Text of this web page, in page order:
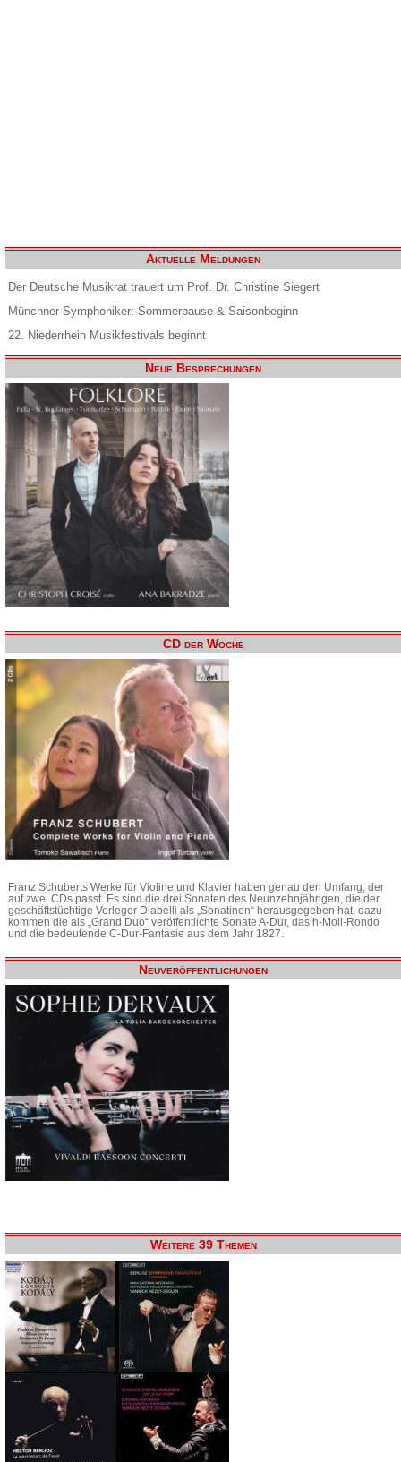
Aktuelle Meldungen
Der Deutsche Musikrat trauert um Prof. Dr. Christine Siegert
Münchner Symphoniker: Sommerpause & Saisonbeginn
22. Niederrhein Musikfestivals beginnt
Neue Besprechungen
CD der Woche
Franz Schuberts Werke für Violine und Klavier haben genau den Umfang, der
auf zwei CDs passt. Es sind die drei Sonaten des Neunzehnjährigen, die der
geschäftstüchtige Verleger Diabelli als „Sonatinen“ herausgegeben hat, dazu
kommen die als „Grand Duo“ veröffentlichte Sonate A-Dur, das h-Moll-Rondo
und die bedeutende C-Dur-Fantasie aus dem Jahr 1827.
Neuveröffentlichungen
Weitere 39 Themen